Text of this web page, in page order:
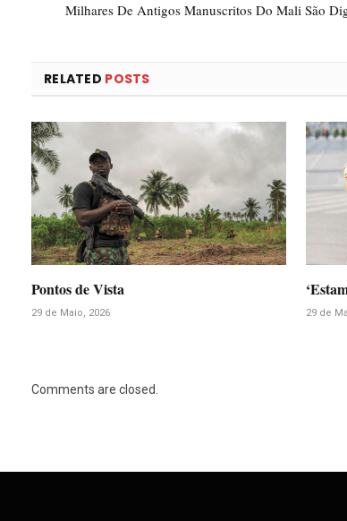
Milhares De Antigos Manuscritos Do Mali São
RELATED POSTS
Pontos de Vista
29 de Maio, 2026 29 de
Comments are closed.